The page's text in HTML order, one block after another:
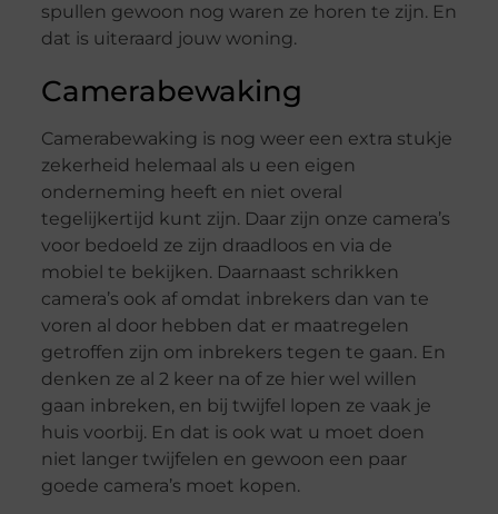
spullen gewoon nog waren ze horen te zijn. En
dat is uiteraard jouw woning.
Camerabewaking
Camerabewaking is nog weer een extra stukje
zekerheid helemaal als u een eigen
onderneming heeft en niet overal
tegelijkertijd kunt zijn. Daar zijn onze camera’s
voor bedoeld ze zijn draadloos en via de
mobiel te bekijken. Daarnaast schrikken
camera’s ook af omdat inbrekers dan van te
voren al door hebben dat er maatregelen
getroffen zijn om inbrekers tegen te gaan. En
denken ze al 2 keer na of ze hier wel willen
gaan inbreken, en bij twijfel lopen ze vaak je
huis voorbij. En dat is ook wat u moet doen
niet langer twijfelen en gewoon een paar
goede camera’s moet kopen.